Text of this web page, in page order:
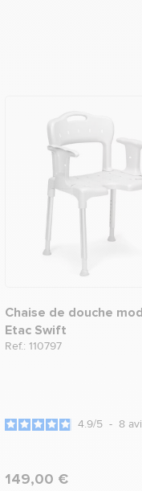
Chaise de douche
Etac Swift
Ref.: 110797
4.9/5 - 8
149,00 €